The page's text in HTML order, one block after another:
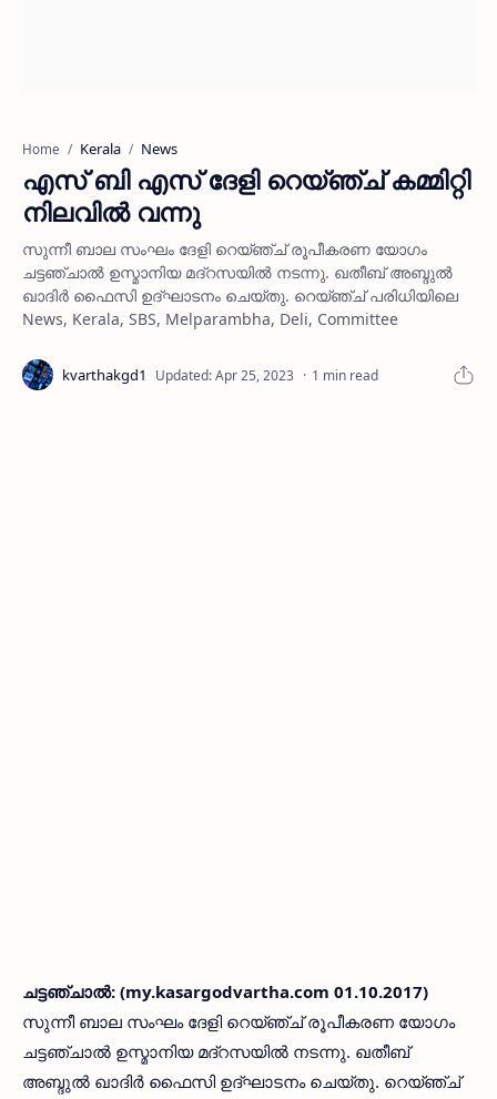
Home Kerala News
എസ് ബി എസ് ദേളി റെയ്ഞ്ച് കമ്മിറ്റി
നിലവില്‍ വന്നു
സുന്നീ ബാല സംഘം ദേളി റെയ്ഞ്ച് രൂപീകരണ യോഗം
ചട്ടഞ്ചാല്‍ ഉസ്മാനിയ മദ്‌റസയില്‍ നടന്നു. ഖതീബ് അബ്ദുല്‍
ഖാദിര്‍ ഫൈസി ഉദ്ഘാടനം ചെയ്തു. റെയ്ഞ്ച് പരിധിയിലെ
News, Kerala, SBS, Melparambha, Deli, Committee
1 min read
ചട്ടഞ്ചാല്‍: (my.kasargodvartha.com 01.10.2017)
സുന്നീ ബാല സംഘം ദേളി റെയ്ഞ്ച് രൂപീകരണ യോഗം
ചട്ടഞ്ചാല്‍ ഉസ്മാനിയ മദ്‌റസയില്‍ നടന്നു. ഖതീബ്
അബ്ദുല്‍ ഖാദിര്‍ ഫൈസി ഉദ്ഘാടനം ചെയ്തു. റെയ്ഞ്ച്